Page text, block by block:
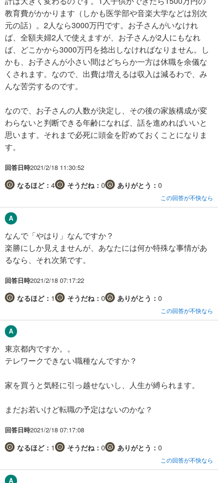
教育費がかかります（しかも医学部や音楽大学などは別次
元の話）。2人なら3000万円です。お子さんがいなけれ
ば、全額夫婦2人で使えますが、お子さんが2人にもなれ
ば、どこかから3000万円を捻出しなければなりません。し
かも、お子さんが小さい間はどちらか一方は休職を余儀な
くされます。なので、出費は増えるは収入は減るわで、み
んな苦労するのです。
なので、お子さんの人数が決定し、その後の家族構成が変
わらないと判断できる年齢になれば、話を進めればいいと
思います。それまで必死に頭金を貯めておくことになりま
す。
回答日時2021/2/18 11:30:52
なるほど： 4 そうだね： 0 ありがとう： 0
この回答が不快なら
なんで「やはり」なんですか？
楽勝にしか見えませんが、あなたには何か特殊な事情があ
るなら、それ次第です。
回答日時2021/2/18 07:17:22
なるほど： 1 そうだね： 0 ありがとう： 0
この回答が不快なら
東京都内ですか。。
テレワークできない職種なんですか？
家を買うと気軽に引っ越せないし、人生が縛られます。
まだお若いけど転職の予定はないのかな？
回答日時2021/2/18 07:17:08
なるほど： 1 そうだね： 0 ありがとう： 0
この回答が不快なら